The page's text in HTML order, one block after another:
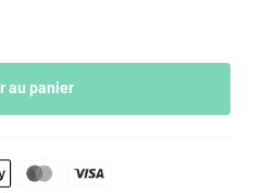
au panier